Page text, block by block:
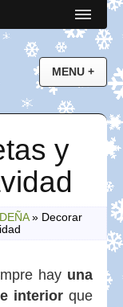
y
» Decorar
hay una
interior que